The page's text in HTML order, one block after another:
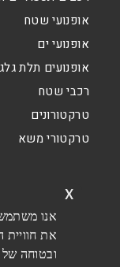
את
ובטוחה של
x
אופנועי שטח
אופנועי ים
אופנועים תלת
רכבי שטח
טרקטורונים
טרקטורי משא